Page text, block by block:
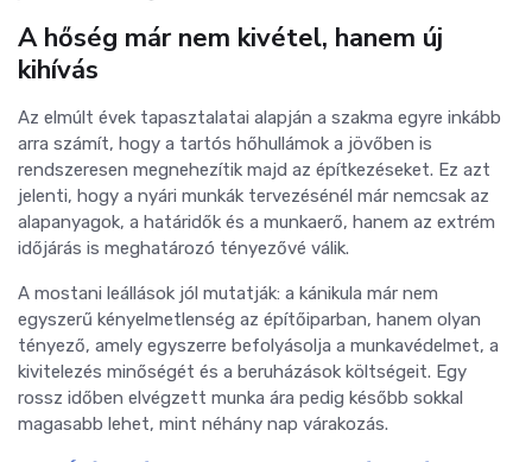
A hőség már nem kivétel, hanem új
kihívás
Az elmúlt évek tapasztalatai alapján a szakma egyre inkább
arra számít, hogy a tartós hőhullámok a jövőben is
rendszeresen megnehezítik majd az építkezéseket. Ez azt
jelenti, hogy a nyári munkák tervezésénél már nemcsak az
alapanyagok, a határidők és a munkaerő, hanem az extrém
időjárás is meghatározó tényezővé válik.
A mostani leállások jól mutatják: a kánikula már nem
egyszerű kényelmetlenség az építőiparban, hanem olyan
tényező, amely egyszerre befolyásolja a munkavédelmet, a
kivitelezés minőségét és a beruházások költségeit. Egy
rossz időben elvégzett munka ára pedig később sokkal
magasabb lehet, mint néhány nap várakozás.